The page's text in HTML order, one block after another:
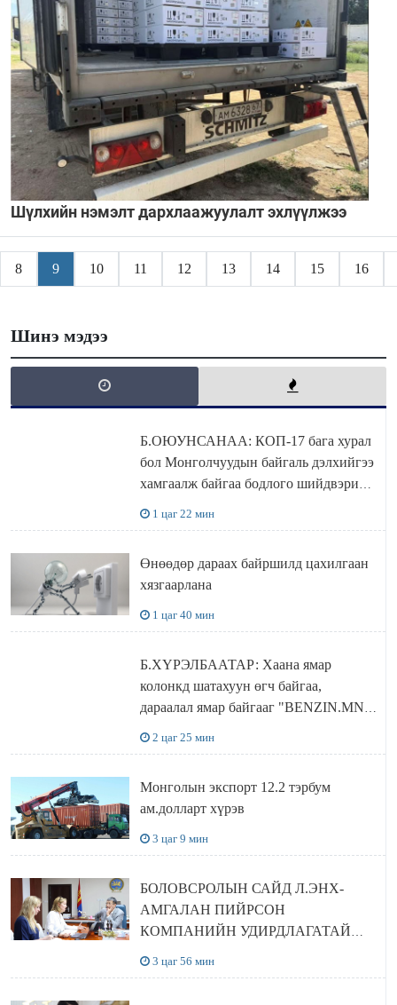
Шүлхийн нэмэлт дархлаажуулалт эхлүүлжээ
8 9 10 11 12 13 14 15 16
Шинэ мэдээ
Б.ОЮУНСАНАА: КОП-17 бага хурал
бол Монголчуудын байгаль дэлхийгээ
хамгаалж байгаа бодлого шийдвэрийг
1 цаг 22 мин
Өнөөдөр дараах байршилд цахилгаан
хязгаарлана
1 цаг 40 мин
Б.ХҮРЭЛБААТАР: Хаана ямар
колонкд шатахуун өгч байгаа,
дараалал ямар байгааг "BENZIN.MN”
2 цаг 25 мин
Монголын экспорт 12.2 тэрбум
ам.долларт хүрэв
3 цаг 9 мин
БОЛОВСРОЛЫН САЙД Л.ЭНХ-
АМГАЛАН ПИЙРСОН
КОМПАНИЙН УДИРДЛАГАТАЙ
3 цаг 56 мин